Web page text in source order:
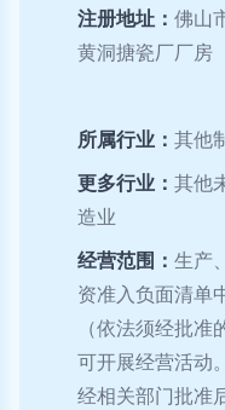
注册地址： 佛山
黄洞搪瓷厂厂房
所属行业： 其他
更多行业： 其他
造业
经营范围： 生产
资准入负面清单
（依法须经批
可开展经营活动
经相关部门批准